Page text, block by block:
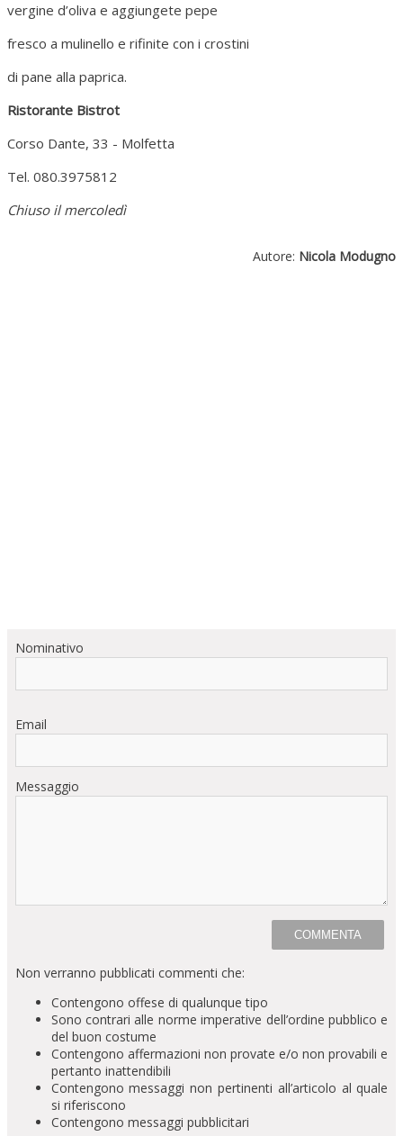
vergine d’oliva e aggiungete pepe
fresco a mulinello e rifinite con i crostini
di pane alla paprica.
Ristorante Bistrot
Corso Dante, 33 - Molfetta
Tel. 080.3975812
Chiuso il mercoledì
Autore: Nicola Modugno
Nominativo
Email
Messaggio
Non verranno pubblicati commenti che:
Contengono offese di qualunque tipo
Sono contrari alle norme imperative dell’ordine pubblico e
del buon costume
Contengono affermazioni non provate e/o non provabili e
pertanto inattendibili
Contengono messaggi non pertinenti all’articolo al quale
si riferiscono
Contengono messaggi pubblicitari